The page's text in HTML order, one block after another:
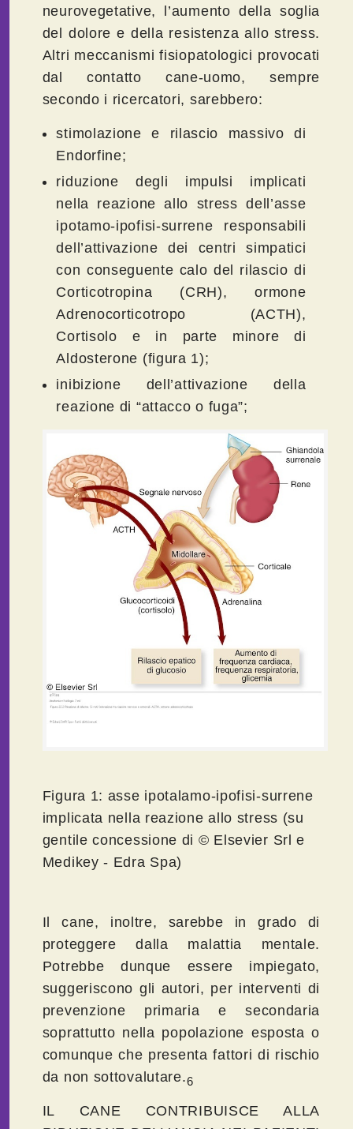
neurovegetative, l’aumento della soglia
del dolore e della resistenza allo stress.
Altri meccanismi fisiopatologici provocati
dal contatto cane-uomo, sempre
secondo i ricercatori, sarebbero:
stimolazione e rilascio massivo di
Endorfine;
riduzione degli impulsi implicati
nella reazione allo stress dell’asse
ipotamo-ipofisi-surrene responsabili
dell’attivazione dei centri simpatici
con conseguente calo del rilascio di
Corticotropina (CRH), ormone
Adrenocorticotropo (ACTH),
Cortisolo e in parte minore di
Aldosterone (figura 1);
inibizione dell’attivazione della
reazione di “attacco o fuga”;
Figura 1: asse ipotalamo-ipofisi-surrene
implicata nella reazione allo stress (su
gentile concessione di © Elsevier Srl e
Medikey - Edra Spa)
Il cane, inoltre, sarebbe in grado di
proteggere dalla malattia mentale.
Potrebbe dunque essere impiegato,
suggeriscono gli autori, per interventi di
prevenzione primaria e secondaria
soprattutto nella popolazione esposta o
comunque che presenta fattori di rischio
da non sottovalutare.6
IL CANE CONTRIBUISCE ALLA